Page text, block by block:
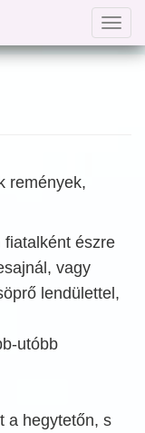
remények,
fiatalként észre
vagy
lendülettel,
utóbb
a hegytetőn, s